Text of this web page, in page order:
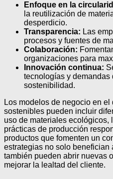
Enfoque en la
la reutilización de
desperdicio.
Transparencia: Las
procesos y fuentes de
Colaboración:
organizaciones para
Innovación continua:
tecnologías y demandas
sostenibilidad.
Los modelos de negocio en
sostenibles pueden incluir
uso de materiales ecológicos,
prácticas de producción
productos que fomenten un
estrategias no solo
también pueden abrir nuevas
mejorar la lealtad del cliente.